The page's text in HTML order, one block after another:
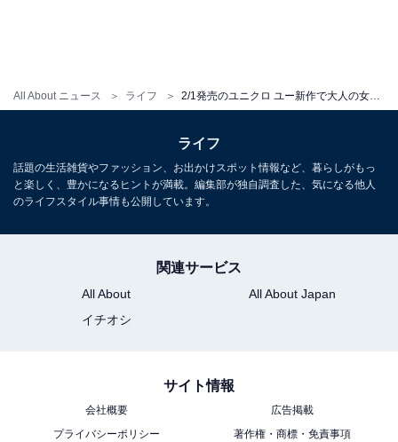
All About ニュース ライフ
り、スポーティーなルックスがあまり好きではない、と
いう声も。でも新作のウルトラライトダウンジャケット
は、珍しい縦キルト。生地感もマットで、モードなスタ
薄手で着ぶくれせず重ね着も可能。スマートなルックス
に加え、耐久撥水加工や、持ち歩きに便利なポケッタブ
ル仕様など、ユニクロならではの機能性もしっかり備わ
3. 袖のひとひねりあるデザインでオシャレ度アッ
ライフ
話題の生活雑貨やファッション、お出かけスポット情報など、暮らしがもっ
と楽しく、豊かになるヒントが満載。編集部が独自調査した、気になる他人
のライフスタイル事情も公開しています。
関連サービス
All About
All About Japan
イチオシ
サイト情報
会社概要
広告掲載
プライバシーポリシー
著作権・商標・免責事項